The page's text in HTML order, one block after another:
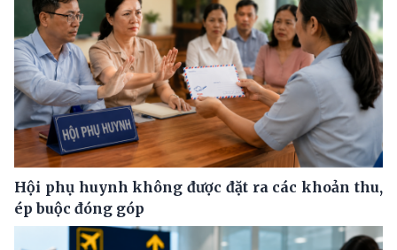
Hội phụ huynh không được đặt ra các khoản thu,
ép buộc đóng góp